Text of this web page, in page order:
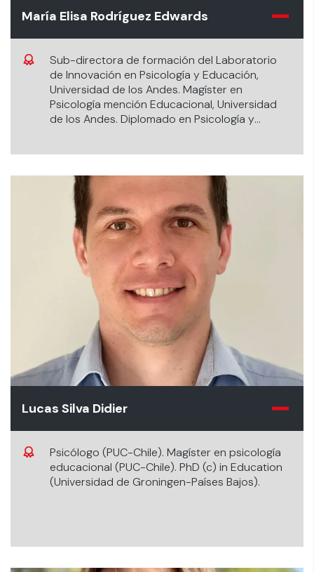
María Elisa Rodríguez Edwards
Sub-directora de formación del Laboratorio
de Innovación en Psicología y Educación,
Universidad de los Andes. Magíster en
Psicología mención Educacional, Universidad
de los Andes. Diplomado en Psicología y
Católica de Chile. Psicóloga, Pontificia
Universidad Católica de Chile.
Lucas Silva Didier
Psicólogo (PUC-Chile). Magíster en psicología
educacional (PUC-Chile). PhD (c) in Education
(Universidad de Groningen-Países Bajos).